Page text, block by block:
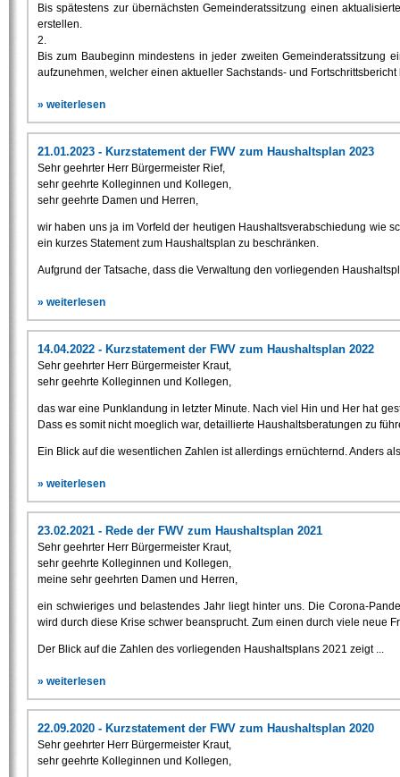
Bis spätestens zur übernächsten Gemeinderatssitzung einen
erstellen.
2.
Bis zum Baubeginn mindestens in jeder zweiten Gemeinderatssitzung
aufzunehmen, welcher einen aktueller Sachstands- und Fortschrittsbericht
» weiterlesen
21.01.2023 - Kurzstatement der FWV zum Haushaltsplan 2023
Sehr geehrter Herr Bürgermeister Rief,
sehr geehrte Kolleginnen und Kollegen,
sehr geehrte Damen und Herren,
wir haben uns ja im Vorfeld der heutigen Haushaltsverabschiedung wie
ein kurzes Statement zum Haushaltsplan zu beschränken.
Aufgrund der Tatsache, dass die Verwaltung den vorliegenden
» weiterlesen
14.04.2022 - Kurzstatement der FWV zum Haushaltsplan 2022
Sehr geehrter Herr Bürgermeister Kraut,
sehr geehrte Kolleginnen und Kollegen,
das war eine Punklandung in letzter Minute. Nach viel Hin und Her hat
Dass es somit nicht moeglich war, detaillierte Haushaltsberatungen zu
Ein Blick auf die wesentlichen Zahlen ist allerdings ernüchternd. Anders
» weiterlesen
23.02.2021 - Rede der FWV zum Haushaltsplan 2021
Sehr geehrter Herr Bürgermeister Kraut,
sehr geehrte Kolleginnen und Kollegen,
meine sehr geehrten Damen und Herren,
ein schwieriges und belastendes Jahr liegt hinter uns. Die Corona-
wird durch diese Krise schwer beansprucht. Zum einen durch viele neue
Der Blick auf die Zahlen des vorliegenden Haushaltsplans 2021 zeigt ...
» weiterlesen
22.09.2020 - Kurzstatement der FWV zum Haushaltsplan 2020
Sehr geehrter Herr Bürgermeister Kraut,
sehr geehrte Kolleginnen und Kollegen,